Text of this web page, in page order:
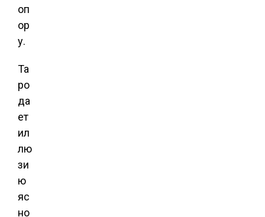
оп
ор
у.
Та
ро
да
ет
ил
лю
зи
ю
яс
но